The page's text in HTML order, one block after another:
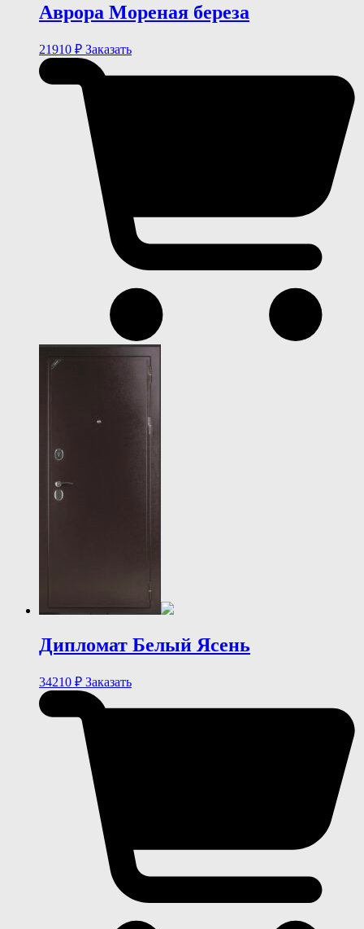
Аврора Мореная береза
21910 ₽ Заказать
Дипломат Белый Ясень
34210 ₽ Заказать